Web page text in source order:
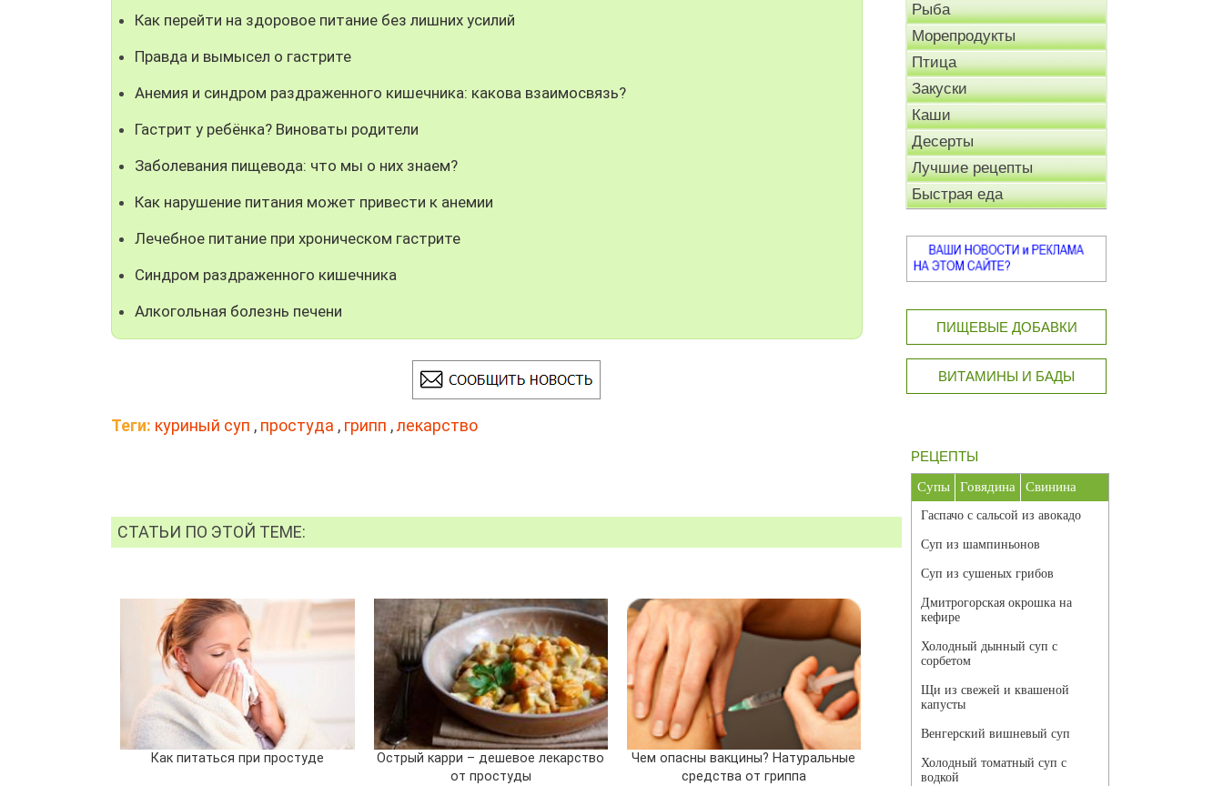
Как перейти на здоровое питание без лишних усилий
Правда и вымысел о гастрите
Анемия и синдром раздраженного кишечника: какова взаимосвязь?
Гастрит у ребёнка? Виноваты родители
Заболевания пищевода: что мы о них знаем?
Как нарушение питания может привести к анемии
Лечебное питание при хроническом гастрите
Синдром раздраженного кишечника
Алкогольная болезнь печени
Теги: куриный суп , простуда , грипп ,лекарство
СТАТЬИ ПО ЭТОЙ ТЕМЕ:
Как питаться при простуде
Острый карри – дешевое лекарство
от простуды
Чем опасны вакцины? Натуральные
средства от гриппа
Рыба
Морепродукты
Птица
Закуски
Каши
Десерты
Лучшие рецепты
Быстрая еда
ПИЩЕВЫЕ ДОБАВКИ
ВИТАМИНЫ И БАДЫ
РЕЦЕПТЫ
Супы Говядина Свинина
Гаспачо с сальсой из авокадо
Суп из шампиньонов
Суп из сушеных грибов
Дмитрогорская окрошка на
кефире
Холодный дынный суп с
сорбетом
Щи из свежей и квашеной
капусты
Венгерский вишневый суп
Холодный томатный суп с
водкой